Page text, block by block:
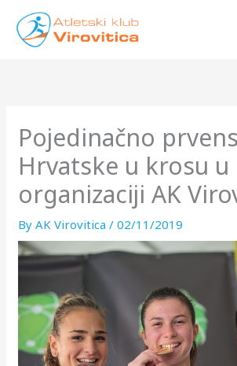
content
Pojedinačno
Hrvatske u krosu u
organizaciji AK
ByAK Virovitica/02/11/2019